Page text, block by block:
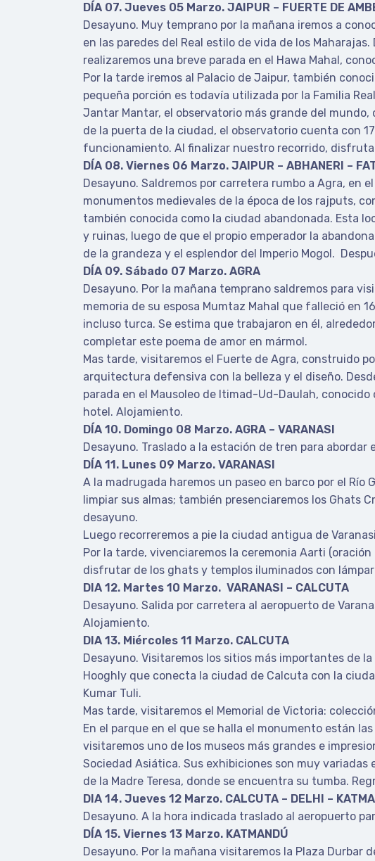
DÍA 07. Jueves 05 Marzo. JAIPUR – FUERTE DE
Desayuno. Muy temprano por la mañana iremos a
en las paredes del Real estilo de vida de los
realizaremos una breve parada en el Hawa Mahal,
Por la tarde iremos al Palacio de Jaipur, también
pequeña porción es todavía utilizada por la Familia
Jantar Mantar, el observatorio más grande del
de la puerta de la ciudad, el observatorio cuenta con
funcionamiento. Al finalizar nuestro recorrido,
DÍA 08. Viernes 06 Marzo. JAIPUR – ABHANERI –
Desayuno. Saldremos por carretera rumbo a Agra, en
monumentos medievales de la época de los rajputs,
también conocida como la ciudad abandonada. Esta
y ruinas, luego de que el propio emperador la
de la grandeza y el esplendor del Imperio Mogol.
DÍA 09. Sábado 07 Marzo. AGRA
Desayuno. Por la mañana temprano saldremos para
memoria de su esposa Mumtaz Mahal que falleció en
incluso turca. Se estima que trabajaron en él,
completar este poema de amor en mármol.
Mas tarde, visitaremos el Fuerte de Agra, construido
arquitectura defensiva con la belleza y el diseño.
parada en el Mausoleo de Itimad-Ud-Daulah,
hotel. Alojamiento.
DÍA 10. Domingo 08 Marzo. AGRA – VARANASI
Desayuno. Traslado a la estación de tren para
DÍA 11. Lunes 09 Marzo. VARANASI
A la madrugada haremos un paseo en barco por el Río
limpiar sus almas; también presenciaremos los Ghats
desayuno.
Luego recorreremos a pie la ciudad antigua de
Por la tarde, vivenciaremos la ceremonia Aarti
disfrutar de los ghats y templos iluminados con
DIA 12. Martes 10 Marzo. VARANASI – CALCUTA
Desayuno. Salida por carretera al aeropuerto de
Alojamiento.
DIA 13. Miércoles 11 Marzo. CALCUTA
Desayuno. Visitaremos los sitios más importantes de
Hooghly que conecta la ciudad de Calcuta con la
Kumar Tuli.
Mas tarde, visitaremos el Memorial de Victoria:
En el parque en el que se halla el monumento están
visitaremos uno de los museos más grandes e
Sociedad Asiática. Sus exhibiciones son muy
de la Madre Teresa, donde se encuentra su tumba.
DIA 14. Jueves 12 Marzo. CALCUTA – DELHI –
Desayuno. A la hora indicada traslado al aeropuerto
DÍA 15. Viernes 13 Marzo. KATMANDÚ
Desayuno. Por la mañana visitaremos la Plaza Durbar